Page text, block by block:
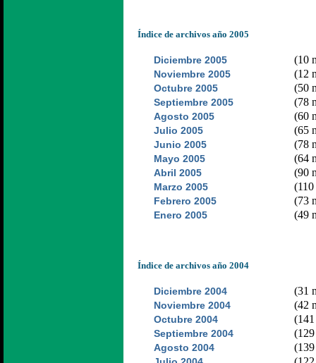
Índice de archivos año 2005
Diciembre 2005 (10
Noviembre 2005 (12
Octubre 2005 (50
Septiembre 2005 (78
Agosto 2005 (60
Julio 2005 (65
Junio 2005 (78
Mayo 2005 (64
Abril 2005 (90
Marzo 2005
Febrero 2005 (73
Enero 2005 (49
Índice de archivos año 2004
Diciembre 2004 (31
Noviembre 2004 (42
Octubre 2004
Septiembre 2004
Agosto 2004